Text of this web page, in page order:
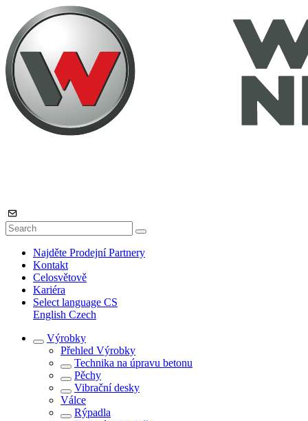
Najděte Prodejní Partnery
Kontakt
Celosvětově
Kariéra
Select language CS
English Czech
Výrobky
Přehled Výrobky
Technika na úpravu betonu
Pěchy
Vibrační desky
Válce
Rýpadla